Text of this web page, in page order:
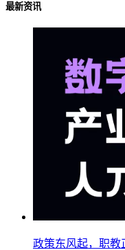
最新资讯
政策东风起，职教